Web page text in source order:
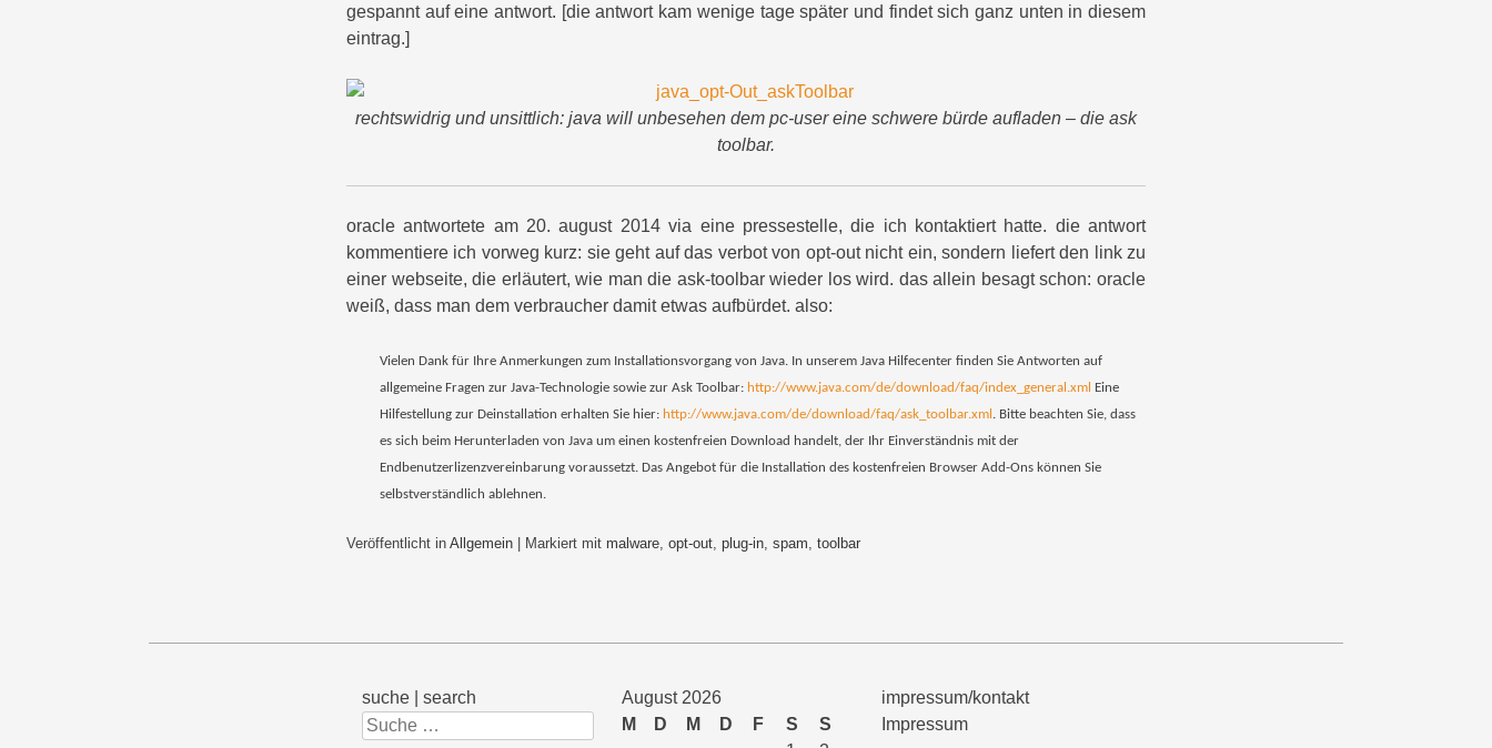
gespannt auf eine antwort. [die antwort kam wenige tage später und findet sich ganz unten in diesem
eintrag.]
rechtswidrig und unsittlich: java will unbesehen dem pc-user eine schwere bürde aufladen – die ask
toolbar.
oracle antwortete am 20. august 2014 via eine pressestelle, die ich kontaktiert hatte. die antwort
kommentiere ich vorweg kurz: sie geht auf das verbot von opt-out nicht ein, sondern liefert den link zu
einer webseite, die erläutert, wie man die ask-toolbar wieder los wird. das allein besagt schon: oracle
weiß, dass man dem verbraucher damit etwas aufbürdet. also:
Vielen Dank für Ihre Anmerkungen zum Installationsvorgang von Java. In unserem Java Hilfecenter finden Sie Antworten auf
allgemeine Fragen zur Java-Technologie sowie zur Ask Toolbar: http://www.java.com/de/download/faq/index_general.xml
Eine
Hilfestellung zur Deinstallation erhalten Sie hier: http://www.java.com/de/download/faq/ask_toolbar.xml . Bitte beachten Sie, dass
es sich beim Herunterladen von Java um einen kostenfreien Download handelt, der Ihr Einverständnis mit der
Endbenutzerlizenzvereinbarung voraussetzt. Das Angebot für die Installation des kostenfreien Browser Add-Ons können Sie
selbstverständlich ablehnen.
Veröffentlicht in Allgemein Markiert mit malware, opt-out, plug-in, spam, toolbar
suche | search
Suchen
August 2026
M
D M D F S
S
impressum/kontakt
Impressum